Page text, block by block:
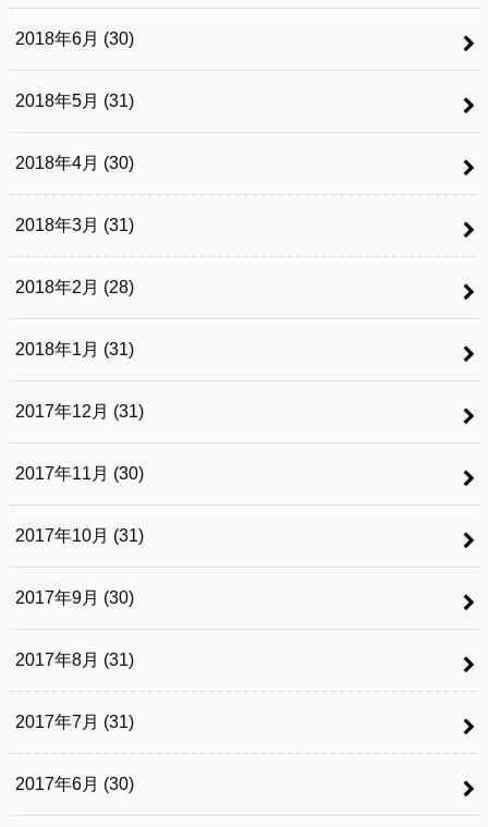
2018年6月 (30)
2018年5月 (31)
2018年4月 (30)
2018年3月 (31)
2018年2月 (28)
2018年1月 (31)
2017年12月 (31)
2017年11月 (30)
2017年10月 (31)
2017年9月 (30)
2017年8月 (31)
2017年7月 (31)
2017年6月 (30)